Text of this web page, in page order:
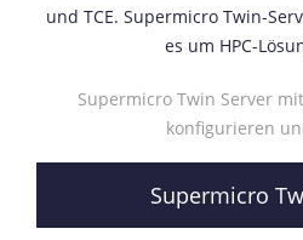
und TCE. Supermicro Twin-
es um HPC-
Supermicro Twin Server
konfigurieren
Supermicro